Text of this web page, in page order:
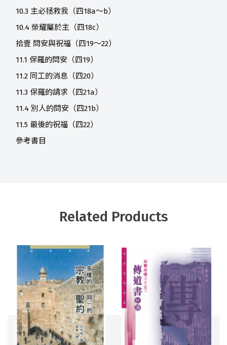
10.3 主必拯救我（四18a～b）
10.4 榮耀屬於主（四18c）
拾壹 問安與祝福（四19～22）
11.1 保羅的問安（四19）
11.2 同工的消息（四20）
11.3 保羅的請求（四21a）
11.4 別人的問安（四21b）
11.5 最後的祝福（四22）
參考書目
Related Products